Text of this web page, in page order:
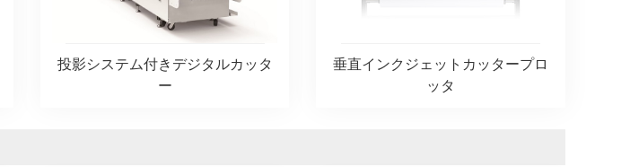
投影システム付きデジタルカッタ
ー
垂直インクジェットカッタープロ
ッタ